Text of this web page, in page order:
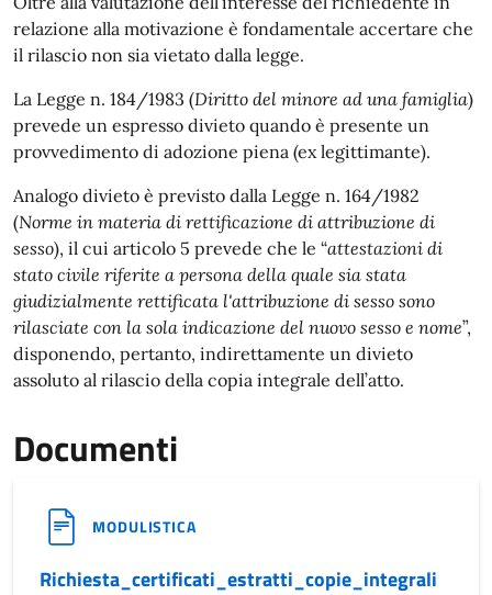
relazione alla motivazione è fondamentale accertare che
il rilascio non sia vietato dalla legge.
La Legge n. 184/1983 (Diritto del minore ad una famiglia)
prevede un espresso divieto quando è presente un
provvedimento di adozione piena (ex legittimante).
Analogo divieto è previsto dalla Legge n. 164/1982
(Norme in materia di rettificazione di attribuzione di
sesso), il cui articolo 5 prevede che le “attestazioni di
stato civile riferite a persona della quale sia stata
giudizialmente rettificata l'attribuzione di sesso sono
rilasciate con la sola indicazione del nuovo sesso e nome”,
disponendo, pertanto, indirettamente un divieto
assoluto al rilascio della copia integrale dell’atto.
Documenti
MODULISTICA
Richiesta_certificati_estratti_copie_integrali